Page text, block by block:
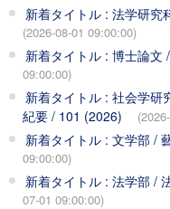
新着タイトル : 法学研
(2026-08-01 09:00:00)
新着タイトル : 博士論文
09:00:00)
新着タイトル : 社会学研
紀要 / 101 (2026)
新着タイトル : 文学部 /
09:00:00)
新着タイトル : 法学部 /
07-01 09:00:00)